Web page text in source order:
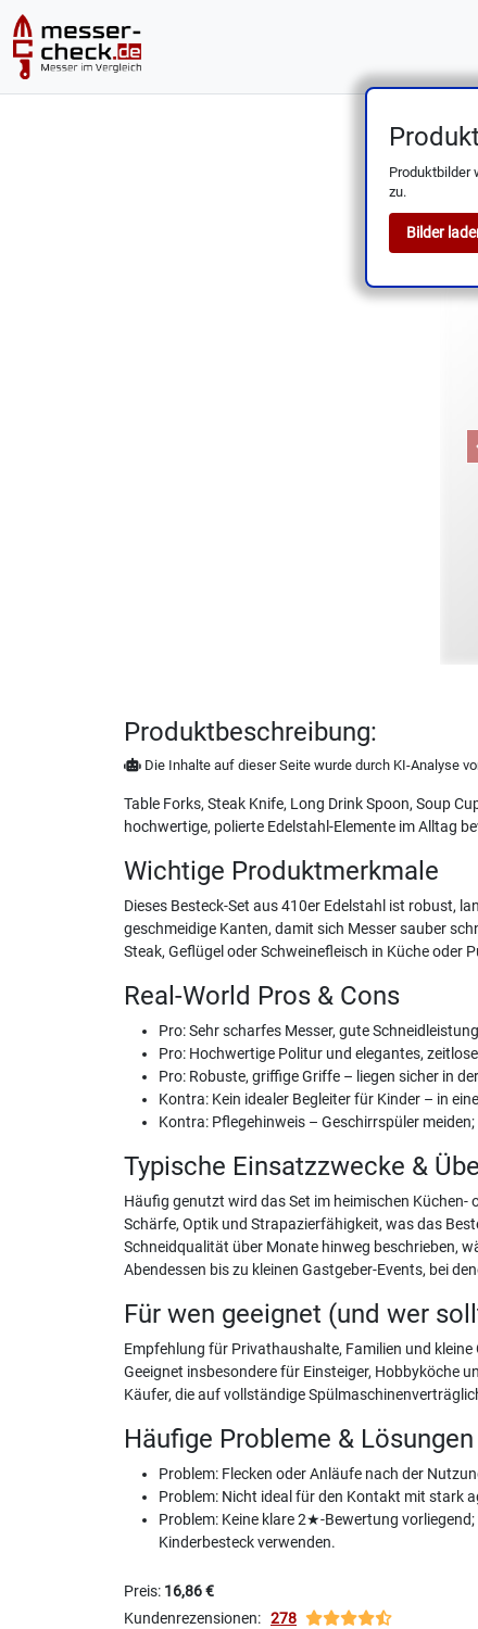
Produktbilder
zu.
Bilder
Produktbeschreibung:
Die Inhalte auf dieser Seite wurde durch KI-Analyse
Table Forks, Steak Knife, Long Drink Spoon, Soup
hochwertige, polierte Edelstahl-Elemente im Alltag
Wichtige Produktmerkmale
Dieses Besteck-Set aus 410er Edelstahl ist robust,
geschmeidige Kanten, damit sich Messer sauber
Steak, Geflügel oder Schweinefleisch in Küche oder
Real-World Pros & Cons
Pro: Sehr scharfes Messer, gute
Pro: Hochwertige Politur und elegantes,
Pro: Robuste, griffige Griffe – liegen sicher in
Kontra: Kein idealer Begleiter für Kinder – in
Kontra: Pflegehinweis – Geschirrspüler
Typische Einsatzzwecke &
Häufig genutzt wird das Set im heimischen Küchen-
Schärfe, Optik und Strapazierfähigkeit, was das
Schneidqualität über Monate hinweg beschrieben,
Abendessen bis zu kleinen Gastgeber-Events, bei
Für wen geeignet (und wer
Empfehlung für Privathaushalte, Familien und
Geeignet insbesondere für Einsteiger, Hobbyköche
Käufer, die auf vollständige
Häufige Probleme & Lösungen
Problem: Flecken oder Anläufe nach der
Problem: Nicht ideal für den Kontakt mit stark
Problem: Keine klare 2★-Bewertung
Kinderbesteck verwenden.
Preis: 16,86 €
Kundenrezensionen: 278